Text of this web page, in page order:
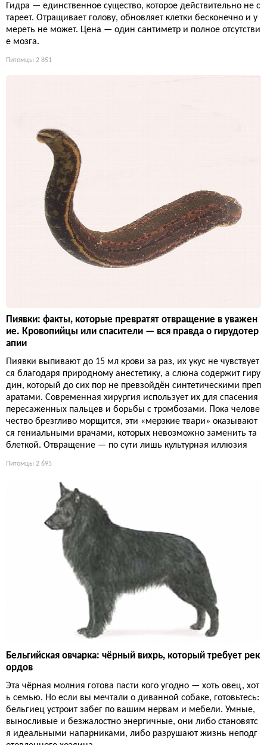
Гидра — единственное существо, которое действительно не с
тареет. Отращивает голову, обновляет клетки бесконечно и у
мереть не может. Цена — один сантиметр и полное отсутстви
е мозга.
Питомцы 2 851
Пиявки: факты, которые превратят отвращение в уважен
ие. Кровопийцы или спасители — вся правда о гирудотер
апии
Пиявки выпивают до 15 мл крови за раз, их укус не чувствует
ся благодаря природному анестетику, а слюна содержит гиру
дин, который до сих пор не превзойдён синтетическими преп
аратами. Современная хирургия использует их для спасения
пересаженных пальцев и борьбы с тромбозами. Пока челове
чество брезгливо морщится, эти «мерзкие твари» оказывают
ся гениальными врачами, которых невозможно заменить та
блеткой. Отвращение — по сути лишь культурная иллюзия
Питомцы 2 695
Бельгийская овчарка: чёрный вихрь, который требует рек
ордов
Эта чёрная молния готова пасти кого угодно — хоть овец, хот
ь семью. Но если вы мечтали о диванной собаке, готовьтесь:
бельгиец устроит забег по вашим нервам и мебели. Умные,
выносливые и безжалостно энергичные, они либо становятс
я идеальными напарниками, либо разрушают жизнь неподг